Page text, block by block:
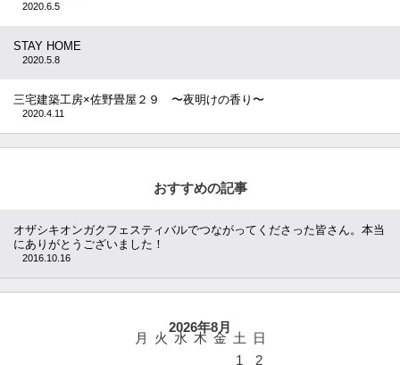
2020.6.5
STAY HOME
2020.5.8
三宅建築工房×佐野畳屋２９ 〜夜明けの香り〜
2020.4.11
おすすめの記事
オザシキオンガクフェスティバルでつながってくださった皆さん。本当
にありがとうございました！
2016.10.16
2026年8月
月 火 水 木 金 土
日
1
2